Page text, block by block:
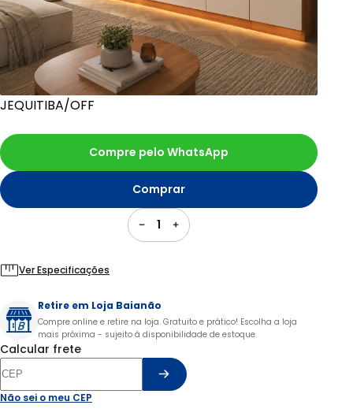
JEQUITIBA/OFF
1
Comprar
Compre pelo WhatsApp
Ver Especificações
Retire em Loja Baianão
Compre online e retire na loja. Gratuito e prático! Escolha a loja
mais próxima - sujeito à disponibilidade de estoque.
Calcular frete
Não sei o meu CEP